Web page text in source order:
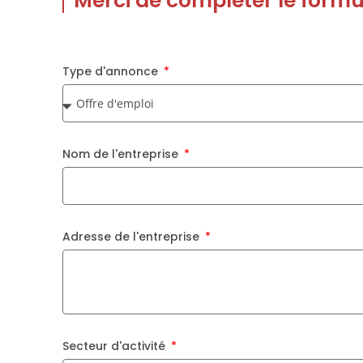
Type d'annonce
Nom de l'entreprise
Adresse de l'entreprise
Secteur d'activité